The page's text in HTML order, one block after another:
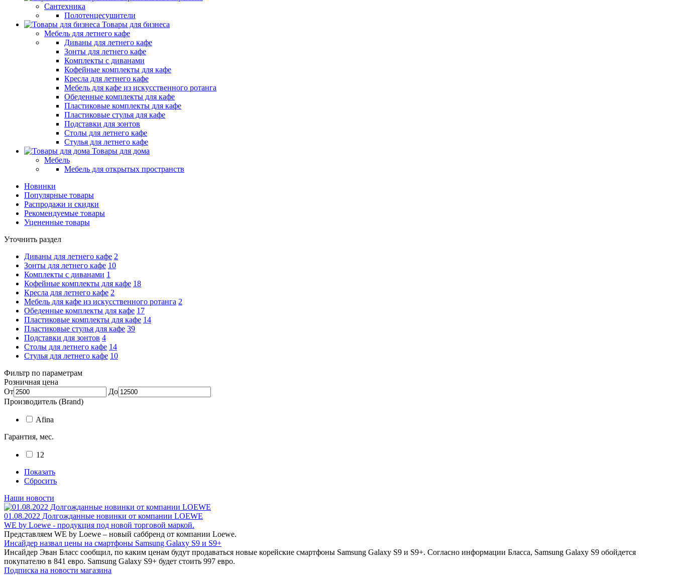
Сантехника
Полотенцесушители
Товары для бизнеса
Мебель для летнего кафе
Диваны для летнего кафе
Зонты для летнего кафе
Комплекты с диванами
Кофейные комплекты для кафе
Кресла для летнего кафе
Мебель для кафе из искусственного ротанга
Обеденные комплекты для кафе
Пластиковые комплекты для кафе
Пластиковые стулья для кафе
Подставки для зонтов
Столы для летнего кафе
Стулья для летнего кафе
Товары для дома
Мебель
Мебель для открытых пространств
Новинки
Популярные товары
Распродажи и скидки
Рекомендуемые товары
Уцененные товары
Уточнить раздел
Диваны для летнего кафе 2
Зонты для летнего кафе 10
Комплекты с диванами 1
Кофейные комплекты для кафе 18
Кресла для летнего кафе 2
Мебель для кафе из искусственного ротанга 2
Обеденные комплекты для кафе 17
Пластиковые комплекты для кафе 14
Пластиковые стулья для кафе 39
Подставки для зонтов 4
Столы для летнего кафе 14
Стулья для летнего кафе 10
Фильтр по параметрам
Розничная цена
От
До
Производитель (Brand)
Afina
Гарантия, мес.
12
Показать
Сбросить
Наши новости
01.08.2022 Долгожданные новинки от компании LOEWE
WE by Loewe - продукция под новой торговой маркой.
Представляем WE by Loewe – новый саббренд от компании Loewe.
Инсайдер назвал цены на смартфоны Samsung Galaxy S9 и S9+
Инсайдер Эван Бласс сообщил, по каким ценам будут продаваться новые корейские смартфоны Samsung Galaxy S9 и S9+. Согласно информации Бласса, Samsung Galaxy S9 обойдется
покупателю в 841 евро. Samsung Galaxy S9+ будет стоить 997 евро.
Подписка на новости магазина